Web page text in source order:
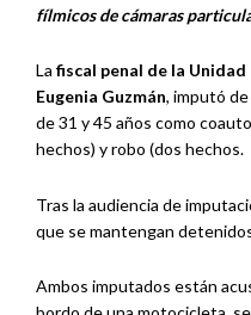
fílmicos de cámaras
La fiscal penal de la
Eugenia Guzmán, imputó
de 31 y 45 años como
hechos) y robo (dos hechos.
Tras la audiencia de
que se mantengan
Ambos imputados están